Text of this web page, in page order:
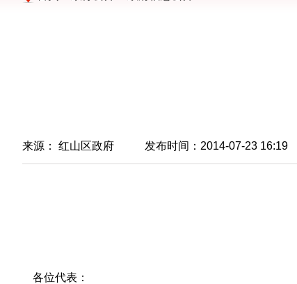
来源： 红山区政府 发布时间：2014-07-23 16:19
各位代表：